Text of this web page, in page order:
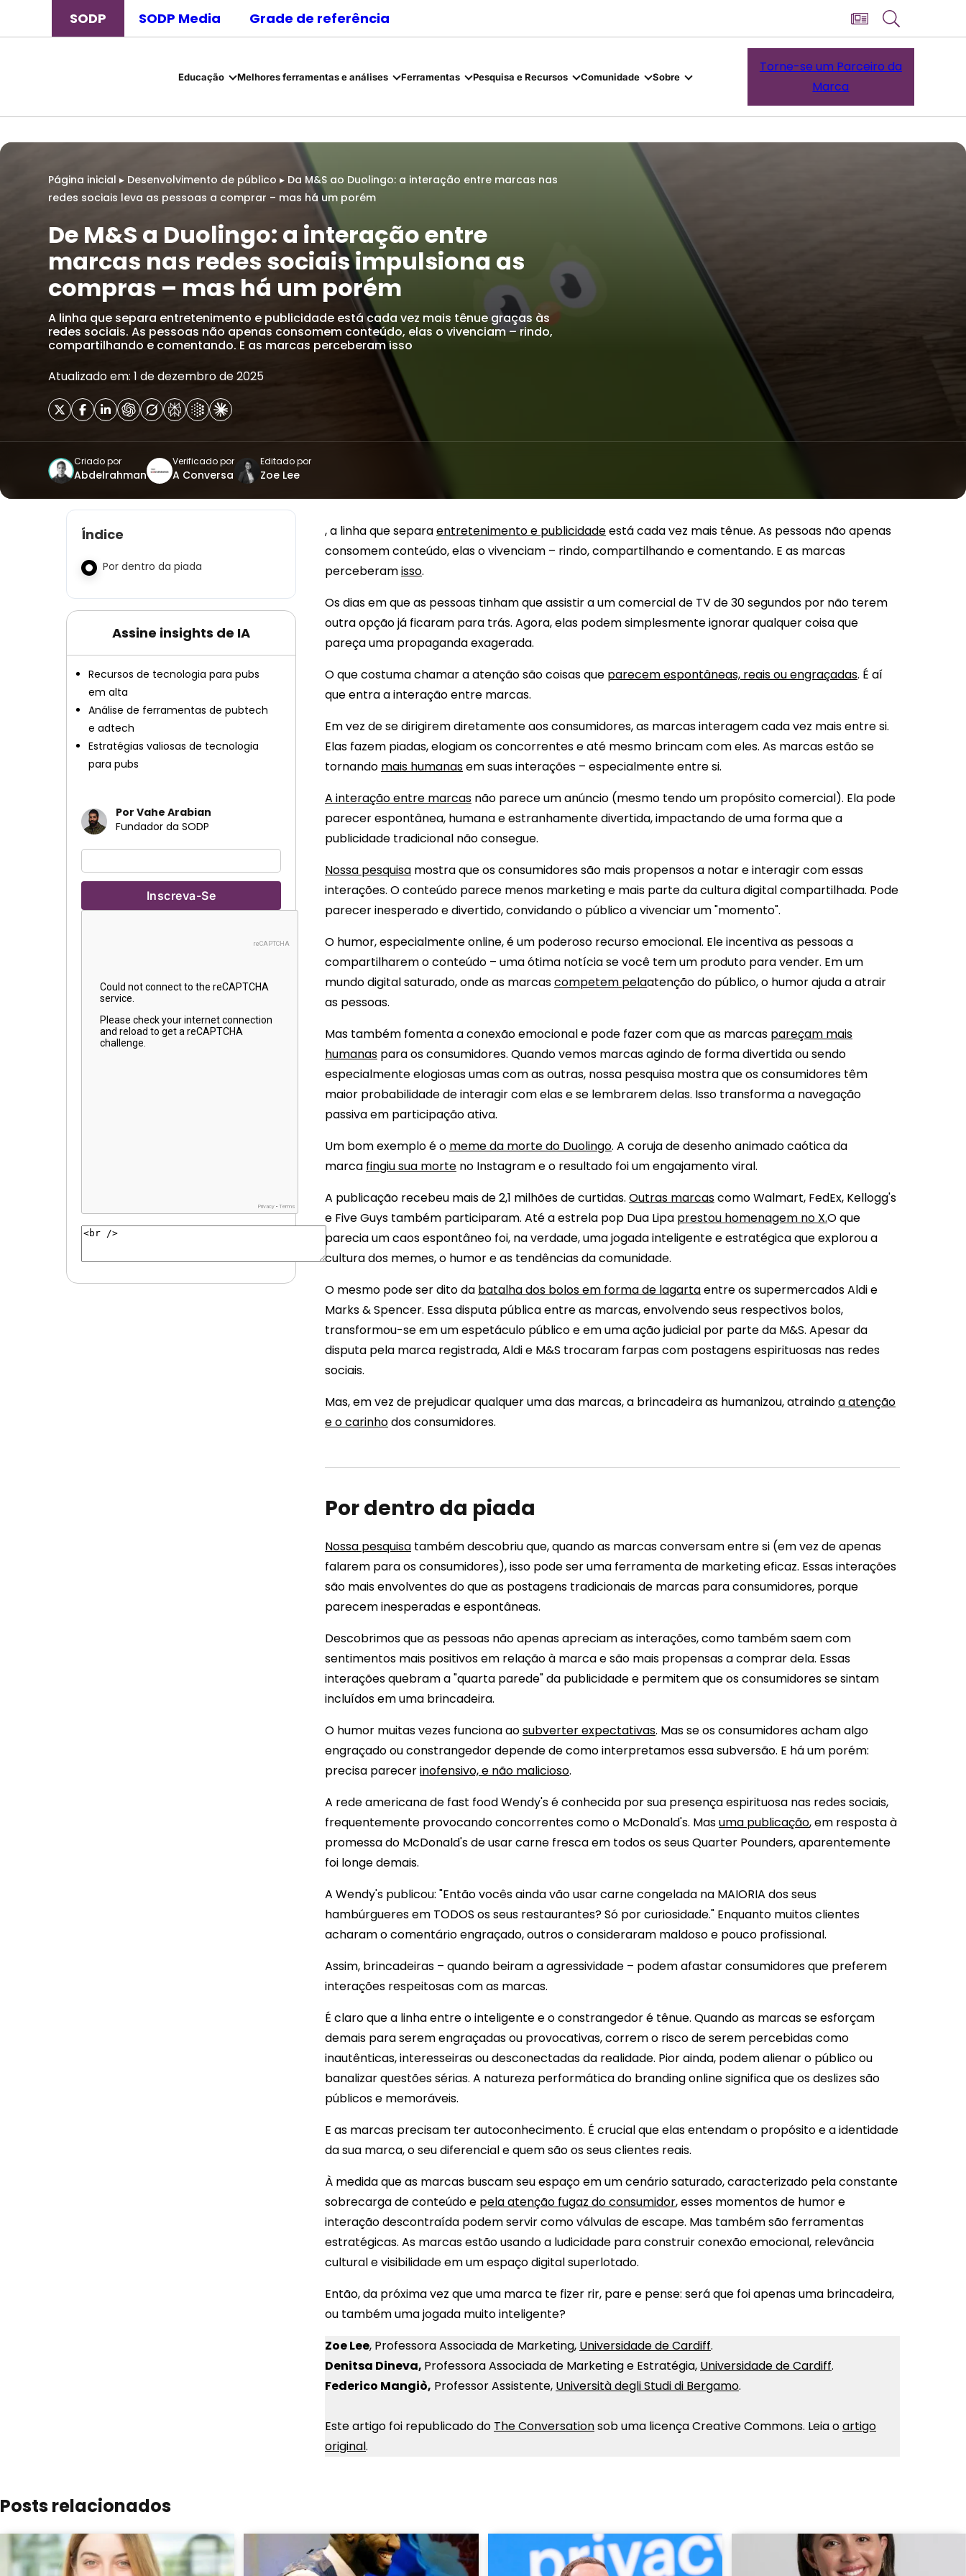
SODP SODP Media Grade de referência
Educação Melhores ferramentas e análises Ferramentas Pesquisa e Recursos Comunidade Sobre
Torne-se um Parceiro da
Marca
Página inicial ▸ Desenvolvimento de público ▸ Da M&S ao Duolingo: a interação entre marcas nas
redes sociais leva as pessoas a comprar – mas há um porém
De M&S a Duolingo: a interação entre
marcas nas redes sociais impulsiona as
compras – mas há um porém
A linha que separa entretenimento e publicidade está cada vez mais tênue graças às
redes sociais. As pessoas não apenas consomem conteúdo, elas o vivenciam – rindo,
compartilhando e comentando. E as marcas perceberam isso
Atualizado em: 1 de dezembro de 2025
Criado por
Abdelrahman
Verificado por
A Conversa
Editado por
Zoe Lee
Índice
Por dentro da piada
Assine insights de IA
Recursos de tecnologia para pubs
em alta
Análise de ferramentas de pubtech
e adtech
Estratégias valiosas de tecnologia
para pubs
Por Vahe Arabian
Fundador da SODP
, a linha que separaentretenimento e publicidadeestá cada vez mais tênue. As pessoas não apenas
consomem conteúdo, elas o vivenciam – rindo, compartilhando e comentando. E as marcas
perceberamisso.
Os dias em que as pessoas tinham que assistir a um comercial de TV de 30 segundos por não terem
outra opção já ficaram para trás. Agora, elas podem simplesmente ignorar qualquer coisa que
pareça uma propaganda exagerada.
O que costuma chamar a atenção são coisas que parecem espontâneas, reais ou engraçadas. É aí
que entra a interação entre marcas.
Em vez de se dirigirem diretamente aos consumidores, as marcas interagem cada vez mais entre si.
Elas fazem piadas, elogiam os concorrentes e até mesmo brincam com eles. As marcas estão se
tornando mais humanasem suas interações – especialmente entre si.
A interação entre marcas não parece um anúncio (mesmo tendo um propósito comercial). Ela pode
parecer espontânea, humana e estranhamente divertida, impactando de uma forma que a
publicidade tradicional não consegue.
Nossa pesquisa mostra que os consumidores são mais propensos a notar e interagir com essas
interações. O conteúdo parece menos marketing e mais parte da cultura digital compartilhada. Pode
parecer inesperado e divertido, convidando o público a vivenciar um "momento".
O humor, especialmente online, é um poderoso recurso emocional. Ele incentiva as pessoas a
compartilharem o conteúdo – uma ótima notícia se você tem um produto para vender. Em um
mundo digital saturado, onde as marcascompetem pelaatenção do público, o humor ajuda a atrair
as pessoas.
Mas também fomenta a conexão emocional e pode fazer com que as marcas pareçam mais
humanas para os consumidores. Quando vemos marcas agindo de forma divertida ou sendo
especialmente elogiosas umas com as outras, nossa pesquisa mostra que os consumidores têm
maior probabilidade de interagir com elas e se lembrarem delas. Isso transforma a navegação
passiva em participação ativa.
Um bom exemplo é o meme da morte do Duolingo. A coruja de desenho animado caótica da
marca fingiu sua morte no Instagram e o resultado foi um engajamento viral.
A publicação recebeu mais de 2,1 milhões de curtidas. Outras marcascomo Walmart, FedEx, Kellogg's
e Five Guys também participaram. Até a estrela pop Dua Lipa prestou homenagem no X.O que
parecia um caos espontâneo foi, na verdade, uma jogada inteligente e estratégica que explorou a
cultura dos memes, o humor e as tendências da comunidade.
O mesmo pode ser dito da batalha dos bolos em forma de lagartaentre os supermercados Aldi e
Marks & Spencer. Essa disputa pública entre as marcas, envolvendo seus respectivos bolos,
transformou-se em um espetáculo público e em uma ação judicial por parte da M&S. Apesar da
disputa pela marca registrada, Aldi e M&S trocaram farpas com postagens espirituosas nas redes
sociais.
Mas, em vez de prejudicar qualquer uma das marcas, a brincadeira as humanizou, atraindoa atenção
e o carinhodos consumidores.
Por dentro da piada
Nossa pesquisa também descobriu que, quando as marcas conversam entre si (em vez de apenas
falarem para os consumidores), isso pode ser uma ferramenta de marketing eficaz. Essas interações
são mais envolventes do que as postagens tradicionais de marcas para consumidores, porque
parecem inesperadas e espontâneas.
Descobrimos que as pessoas não apenas apreciam as interações, como também saem com
sentimentos mais positivos em relação à marca e são mais propensas a comprar dela. Essas
interações quebram a "quarta parede" da publicidade e permitem que os consumidores se sintam
incluídos em uma brincadeira.
O humor muitas vezes funciona aosubverter expectativas. Mas se os consumidores acham algo
engraçado ou constrangedor depende de como interpretamos essa subversão. E há um porém:
precisa parecerinofensivo, e não malicioso.
A rede americana de fast food Wendy's é conhecida por sua presença espirituosa nas redes sociais,
frequentemente provocando concorrentes como o McDonald's. Masuma publicação, em resposta à
promessa do McDonald's de usar carne fresca em todos os seus Quarter Pounders, aparentemente
foi longe demais.
A Wendy's publicou: "Então vocês ainda vão usar carne congelada na MAIORIA dos seus
hambúrgueres em TODOS os seus restaurantes? Só por curiosidade." Enquanto muitos clientes
acharam o comentário engraçado, outros o consideraram maldoso e pouco profissional.
Assim, brincadeiras – quando beiram a agressividade – podem afastar consumidores que preferem
interações respeitosas com as marcas.
É claro que a linha entre o inteligente e o constrangedor é tênue. Quando as marcas se esforçam
demais para serem engraçadas ou provocativas, correm o risco de serem percebidas como
inautênticas, interesseiras ou desconectadas da realidade. Pior ainda, podem alienar o público ou
banalizar questões sérias. A natureza performática do branding online significa que os deslizes são
públicos e memoráveis.
E as marcas precisam ter autoconhecimento. É crucial que elas entendam o propósito e a identidade
da sua marca, o seu diferencial e quem são os seus clientes reais.
À medida que as marcas buscam seu espaço em um cenário saturado, caracterizado pela constante
sobrecarga de conteúdo e pela atenção fugaz do consumidor, esses momentos de humor e
interação descontraída podem servir como válvulas de escape. Mas também são ferramentas
estratégicas. As marcas estão usando a ludicidade para construir conexão emocional, relevância
cultural e visibilidade em um espaço digital superlotado.
Então, da próxima vez que uma marca te fizer rir, pare e pense: será que foi apenas uma brincadeira,
ou também uma jogada muito inteligente?
Zoe Lee, Professora Associada de Marketing, Universidade de Cardiff.
Denitsa Dineva, Professora Associada de Marketing e Estratégia, Universidade de Cardiff.
Federico Mangiò, Professor Assistente, Università degli Studi di Bergamo.
Este artigo foi republicado do The Conversationsob uma licença Creative Commons. Leia oartigo
original.
Posts relacionados